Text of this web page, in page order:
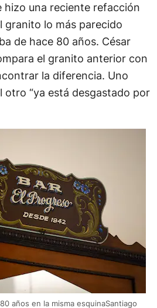
hizo una reciente refacción
granito lo más parecido
de hace 80 años. César
el granito anterior con
la diferencia. Uno
otro “ya está desgastado por
años en la misma esquinaSantiago